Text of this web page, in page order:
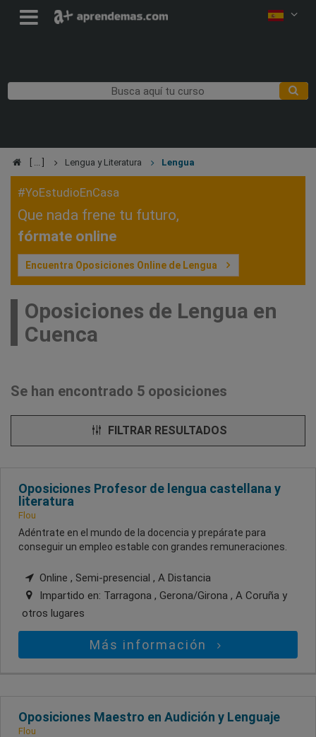
Lengua y Literatura Lengua
#YoEstudioEnCasa
Que nada frene tu futuro,
fórmate online
Encuentra Oposiciones Online de Lengua
Oposiciones de Lengua en
Cuenca
Se han encontrado 5 oposiciones
FILTRAR RESULTADOS
Oposiciones Profesor de lengua castellana y
literatura
Flou
Adéntrate en el mundo de la docencia y prepárate para
conseguir un empleo estable con grandes remuneraciones.
Online , Semi-presencial , A Distancia
Impartido en: Tarragona , Gerona/Girona , A Coruña y
otros lugares
Más información
Oposiciones Maestro en Audición y Lenguaje
Flou